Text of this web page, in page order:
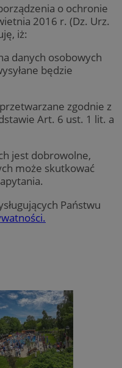
o ochronie
2016 r. (Dz. Urz.
iż:
danych osobowych
będzie
zgodnie z
Art. 6 ust. 1 lit. a
jest dobrowolne,
może skutkować
Państwu